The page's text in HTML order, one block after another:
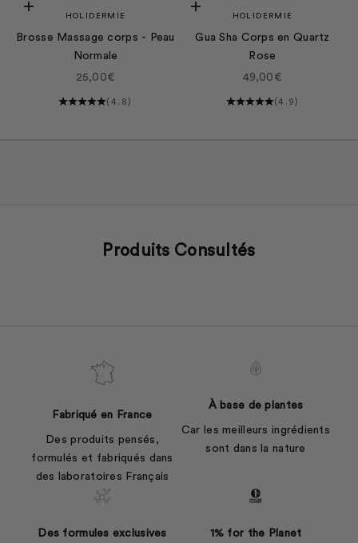
Ajouter au panier
HOLIDERMIE
Brosse Massage corps - Peau
Normale
Prix de vente
25,00€
(4.8)
Ajouter au panier
HOLIDERMIE
Gua Sha Corps en Quartz
Rose
Prix de vente
49,00€
(4.9)
Produits Consultés
Fabriqué en France
Des produits pensés,
formulés et fabriqués dans
des laboratoires Français
À base de plantes
Car les meilleurs ingrédients
sont dans la nature
Des formules exclusives 1% for the Planet